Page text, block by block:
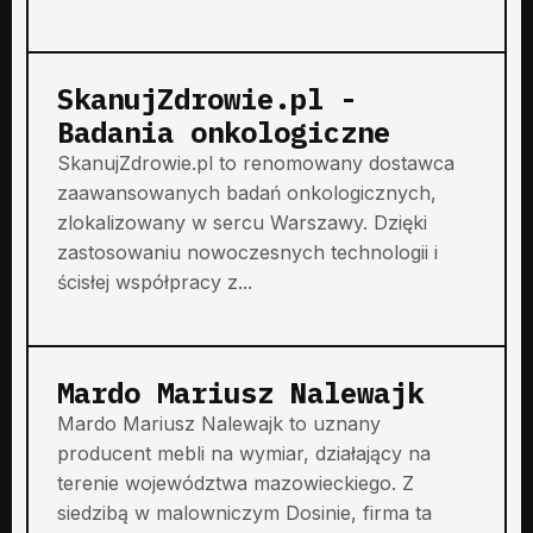
SkanujZdrowie.pl -
Badania onkologiczne
SkanujZdrowie.pl to renomowany dostawca
zaawansowanych badań onkologicznych,
zlokalizowany w sercu Warszawy. Dzięki
zastosowaniu nowoczesnych technologii i
ścisłej współpracy z...
Mardo Mariusz Nalewajk
Mardo Mariusz Nalewajk to uznany
producent mebli na wymiar, działający na
terenie województwa mazowieckiego. Z
siedzibą w malowniczym Dosinie, firma ta